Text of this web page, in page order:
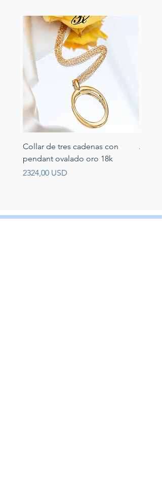
Collar de tres cadenas con
pendant ovalado oro 18k
Prezzo
2324,00 USD